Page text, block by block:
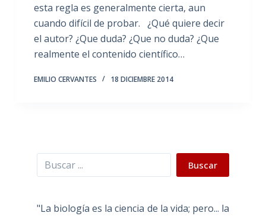
esta regla es generalmente cierta, aun
cuando difícil de probar. ¿Qué quiere decir
el autor? ¿Que duda? ¿Que no duda? ¿Que
realmente el contenido científico…
EMILIO CERVANTES 18 DICIEMBRE 2014
Buscar Buscar
"La biología es la ciencia de la vida; pero... la